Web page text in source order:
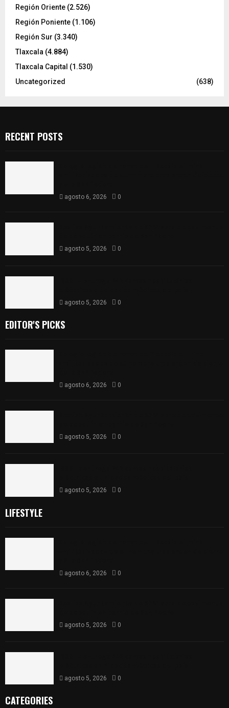
Región Oriente (2.526)
Región Poniente (1.106)
Región Sur (3.340)
Tlaxcala (4.884)
Tlaxcala Capital (1.530)
Uncategorized
(638)
RECENT POSTS
agosto 6, 2026 0
agosto 5, 2026 0
agosto 5, 2026 0
EDITOR'S PICKS
agosto 6, 2026 0
agosto 5, 2026 0
agosto 5, 2026 0
LIFESTYLE
agosto 6, 2026 0
agosto 5, 2026 0
agosto 5, 2026 0
CATEGORIES